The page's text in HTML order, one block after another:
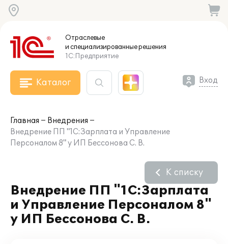
Отраслевые
и специализированныерешения
1С:Предприятие
Каталог Вход
Главная
Внедрения
Внедрение ПП "1С:Зарплата и Управление
Персоналом 8" у ИП Бессонова С. В.
Внедрение ПП "1С:Зарплата
и Управление Персоналом 8"
у ИП Бессонова С. В.
К списку